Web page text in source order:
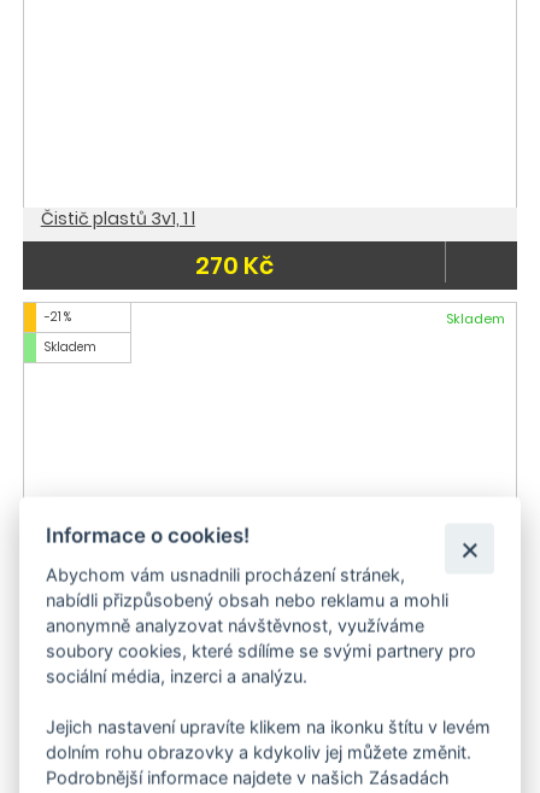
Čistič plastů 3v1, 1 l
270 Kč
-21 %
Skladem
Skladem
Kärcher Univerzální čistič RM 555 (5 l)
Doporučujeme
Skladem
Informace o cookies!
Abychom vám usnadnili procházení stránek,
nabídli přizpůsobený obsah nebo reklamu a mohli
anonymně analyzovat návštěvnost, využíváme
soubory cookies, které sdílíme se svými partnery pro
sociální média, inzerci a analýzu.
Jejich nastavení upravíte klikem na ikonku štítu v levém
dolním rohu obrazovky a kdykoliv jej můžete změnit.
Podrobnější informace najdete v našich Zásadách